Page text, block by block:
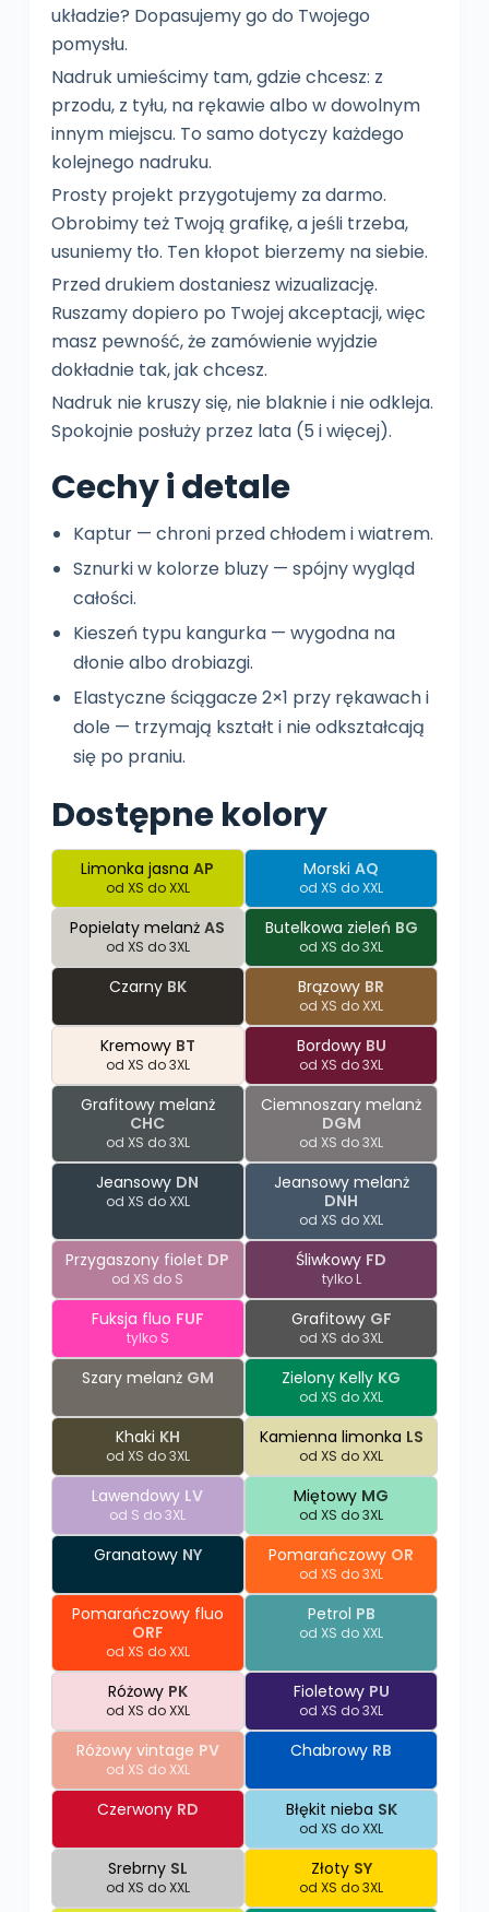
układzie? Dopasujemy go do Twojego
pomysłu.
Nadruk umieścimy tam, gdzie chcesz: z
przodu, z tyłu, na rękawie albo w dowolnym
innym miejscu. To samo dotyczy każdego
kolejnego nadruku.
Prosty projekt przygotujemy za darmo.
Obrobimy też Twoją grafikę, a jeśli trzeba,
usuniemy tło. Ten kłopot bierzemy na siebie.
Przed drukiem dostaniesz wizualizację.
Ruszamy dopiero po Twojej akceptacji, więc
masz pewność, że zamówienie wyjdzie
dokładnie tak, jak chcesz.
Nadruk nie kruszy się, nie blaknie i nie odkleja.
Spokojnie posłuży przez lata (5 i więcej).
Cechy i detale
Kaptur — chroni przed chłodem i wiatrem.
Sznurki w kolorze bluzy — spójny wygląd
całości.
Kieszeń typu kangurka — wygodna na
dłonie albo drobiazgi.
Elastyczne ściągacze 2×1 przy rękawach i
dole — trzymają kształt i nie odkształcają
się po praniu.
Dostępne kolory
Limonka jasnaAP
od XS do XXL
MorskiAQ
od XS do XXL
Popielaty melanżAS
od XS do 3XL
Butelkowa zieleń BG
od XS do 3XL
Czarny BK Brązowy BR
od XS do XXL
Kremowy BT
od XS do 3XL
Bordowy BU
od XS do 3XL
Grafitowy melanż
CHC
od XS do 3XL
Ciemnoszary melanż
DGM
od XS do 3XL
Jeansowy DN
od XS do XXL
Jeansowy melanż
DNH
od XS do XXL
Przygaszony fiolet DP
od XS do S
Śliwkowy FD
tylko L
Fuksja fluo FUF
tylko S
Grafitowy GF
od XS do 3XL
Szary melanż GM Zielony Kelly KG
od XS do XXL
Khaki KH
od XS do 3XL
Kamienna limonka LS
od XS do XXL
Lawendowy LV
od S do 3XL
Miętowy MG
od XS do 3XL
Granatowy NY Pomarańczowy OR
od XS do 3XL
Pomarańczowy fluo
ORF
od XS do XXL
Petrol PB
od XS do XXL
Różowy PK
od XS do XXL
Fioletowy PU
od XS do 3XL
Różowy vintage PV
od XS do XXL
Chabrowy RB
Czerwony RD Błękit nieba SK
od XS do XXL
Srebrny SL
od XS do XXL
Złoty SY
od XS do 3XL